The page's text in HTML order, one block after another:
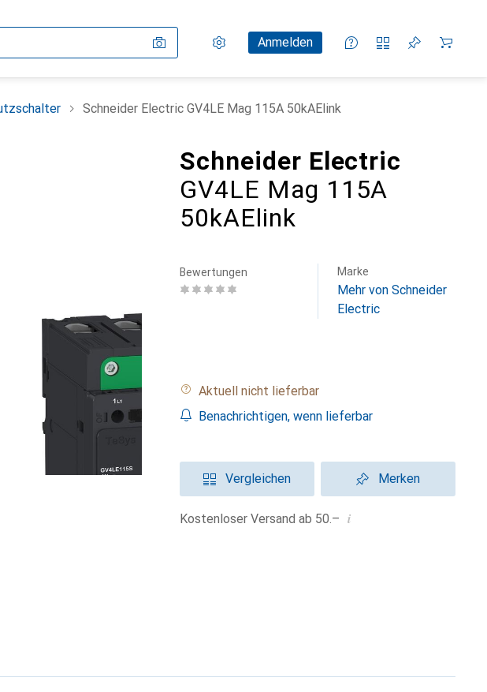
Einstellungen
KundenkontoAnmelden
Vergleichslisten
Merklisten
Warenkorb
Schneider Electric GV4LE Mag 115A 50kAElink
Schneider Electric
GV4LE Mag 115A
50kAElink
Bewertungen Marke
Mehr von Schneider
Electric
Aktuell nicht lieferbar
Benachrichtigen, wenn lieferbar
Vergleichen Merken
Kostenloser Versand ab 50.– i